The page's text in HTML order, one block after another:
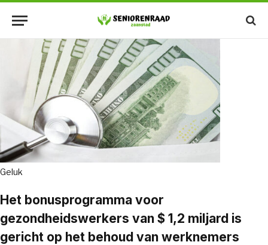
Geluk
Het bonusprogramma voor
gezondheidswerkers van $ 1,2 miljard is
gericht op het behoud van werknemers